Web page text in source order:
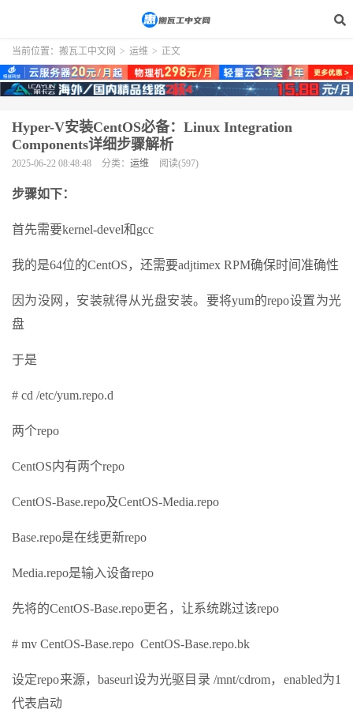
当前位置： 搬瓦工中文网 > 运维 > 正文
Hyper-V安装CentOS必备：Linux Integration
Components详细步骤解析
2025-06-22 08:48:48 分类： 运维 阅读(597)
步骤如下：
首先需要kernel-devel和gcc
我的是64位的CentOS，还需要adjtimex RPM确保时间准确性
因为没网，安装就得从光盘安装。要将yum的repo设置为光
盘
于是
# cd /etc/yum.repo.d
两个repo
CentOS内有两个repo
CentOS-Base.repo及CentOS-Media.repo
Base.repo是在线更新repo
Media.repo是输入设备repo
先将的CentOS-Base.repo更名，让系统跳过该repo
# mv CentOS-Base.repo CentOS-Base.repo.bk
设定repo来源，baseurl设为光驱目录 /mnt/cdrom，enabled为1
代表启动